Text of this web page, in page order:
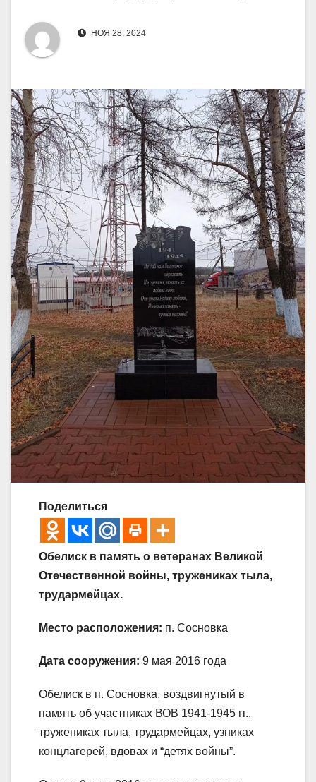
НОЯ 28, 2024
Поделиться
Обелиск в память о ветеранах Великой
Отечественной войны, тружениках тыла,
трудармейцах.
Место расположения: п. Сосновка
Дата сооружения: 9 мая 2016 года
Обелиск в п. Сосновка, воздвигнутый в
память об участниках ВОВ 1941-1945 гг.,
тружениках тыла, трудармейцах, узниках
концлагерей, вдовах и “детях войны”.